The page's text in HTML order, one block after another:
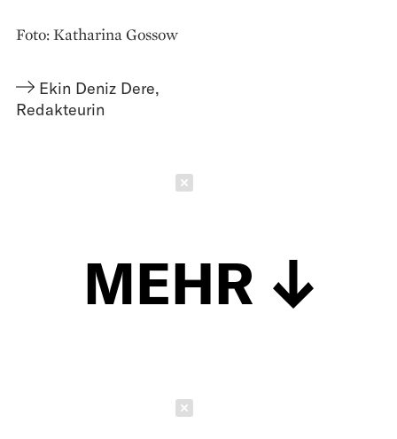
Foto: Katharina Gossow
Ekin Deniz Dere,
Redakteurin
MEHR